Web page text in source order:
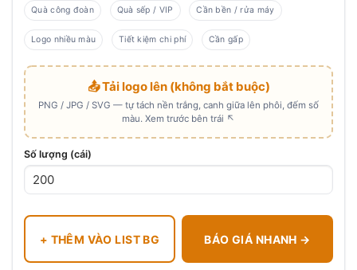
Quà công đoàn Quà sếp / VIP Cần bền / rửa máy
Logo nhiều màu Tiết kiệm chi phí Cần gấp
📤 Tải logo lên (không bắt buộc)
PNG / JPG / SVG — tự tách nền trắng, canh giữa lên phôi, đếm số
màu. Xem trước bên trái ↖
Số lượng (cái)
+ THÊM VÀO LIST BG BÁO GIÁ NHANH →